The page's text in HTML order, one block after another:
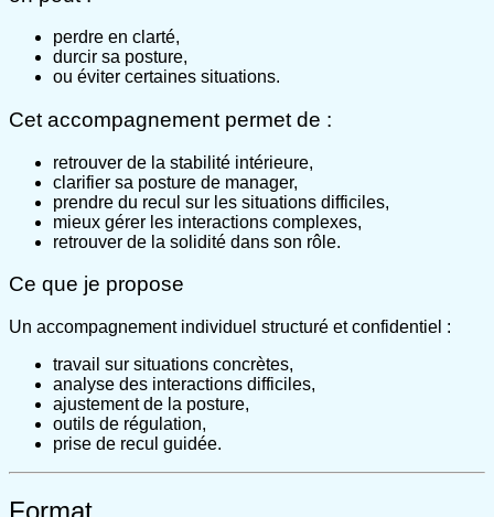
perdre en clarté,
durcir sa posture,
ou éviter certaines situations.
Cet accompagnement permet de :
retrouver de la stabilité intérieure,
clarifier sa posture de manager,
prendre du recul sur les situations difficiles,
mieux gérer les interactions complexes,
retrouver de la solidité dans son rôle.
Ce que je propose
Un accompagnement individuel structuré et confidentiel :
travail sur situations concrètes,
analyse des interactions difficiles,
ajustement de la posture,
outils de régulation,
prise de recul guidée.
Format